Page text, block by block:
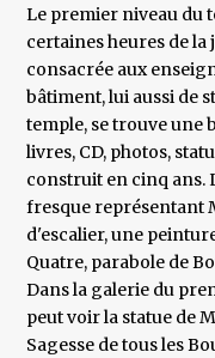
Le premier niveau du
certaines heures de la
consacrée aux
bâtiment, lui aussi de
temple, se trouve une
livres, CD, photos,
construit en cinq ans.
fresque représentant
d'escalier, une
Quatre, parabole de
Dans la galerie du
peut voir la statue de
Sagesse de tous les